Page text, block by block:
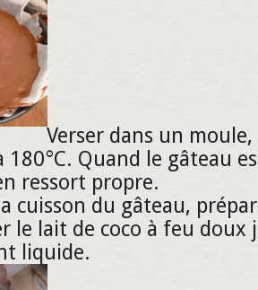
Verser dans un
180°C. Quand le gâteau
ressort propre.
cuisson du gâteau,
le lait de coco à feu doux
liquide.